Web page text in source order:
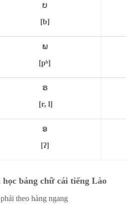
ບ
[b]
ພ
[pʰ]
ຣ
[r, l]
ອ
[ʔ]
bảng chữ cái tiếng Lào
theo hàng ngang